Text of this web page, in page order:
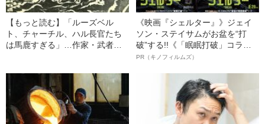
【もっと読む】「ルーズベル
ト、チャーチル、ハル長官たち
は馬鹿すぎる」…作家・武者小
《映画『シェルター』》ジェイ
ソン・ステイサムがお盆を“打
破”する!!《「眠眠打破」コラ
ボ》
PR（キノフィルムズ）